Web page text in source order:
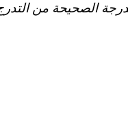
الصحيحة من